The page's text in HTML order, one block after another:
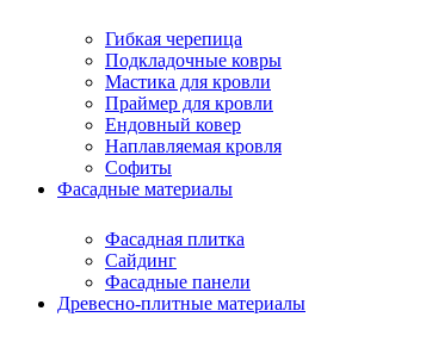
Гибкая черепица
Подкладочные ковры
Мастика для кровли
Праймер для кровли
Ендовный ковер
Наплавляемая кровля
Софиты
Фасадные материалы
Фасадная плитка
Сайдинг
Фасадные панели
Древесно-плитные материалы